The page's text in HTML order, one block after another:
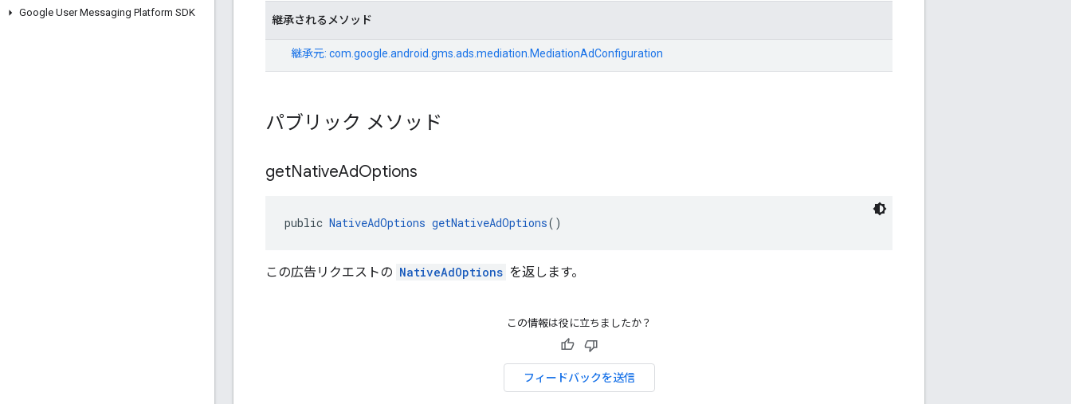
Google User Messaging Platform SDK
継承されるメソッド
継承元: com.google.android.gms.ads.mediation.MediationAdConfiguration
パブリック メソッド
getNativeAdOptions
public NativeAdOptions getNativeAdOptions()
この広告リクエストの NativeAdOptions を返します。
この情報は役に立ちましたか？
フィードバックを送信